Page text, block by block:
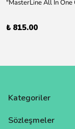
₺ 815.00
Kategoriler
Sözleşmeler